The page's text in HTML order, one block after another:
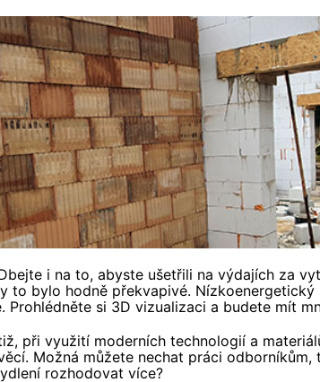
i na to, abyste ušetřili na výdajích za
to bylo hodně překvapivé.
si 3D vizualizaci a budete mít
při využití moderních technologií a
Možná můžete nechat práci
rozhodovat více?